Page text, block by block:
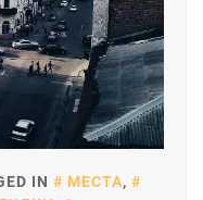
IN МЕСТА,